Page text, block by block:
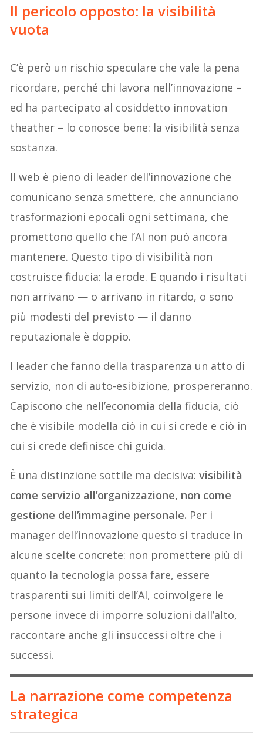
Il pericolo opposto: la visibilità
vuota
C’è però un rischio speculare che vale la pena
ricordare, perché chi lavora nell’innovazione –
ed ha partecipato al cosiddetto innovation
theather – lo conosce bene: la visibilità senza
sostanza.
Il web è pieno di leader dell’innovazione che
comunicano senza smettere, che annunciano
trasformazioni epocali ogni settimana, che
promettono quello che l’AI non può ancora
mantenere. Questo tipo di visibilità non
costruisce fiducia: la erode. E quando i risultati
non arrivano — o arrivano in ritardo, o sono
più modesti del previsto — il danno
reputazionale è doppio.
I leader che fanno della trasparenza un atto di
servizio, non di auto-esibizione, prospereranno.
Capiscono che nell’economia della fiducia, ciò
che è visibile modella ciò in cui si crede e ciò in
cui si crede definisce chi guida.
È una distinzione sottile ma decisiva:visibilità
come servizio all’organizzazione, non come
gestione dell’immagine personale. Per i
manager dell’innovazione questo si traduce in
alcune scelte concrete: non promettere più di
quanto la tecnologia possa fare, essere
trasparenti sui limiti dell’AI, coinvolgere le
persone invece di imporre soluzioni dall’alto,
raccontare anche gli insuccessi oltre che i
successi.
La narrazione come competenza
strategica